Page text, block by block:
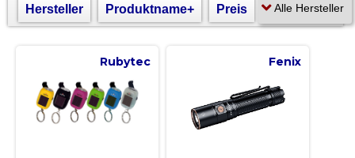
Hersteller Produktname+ Preis
Rubytec Fenix